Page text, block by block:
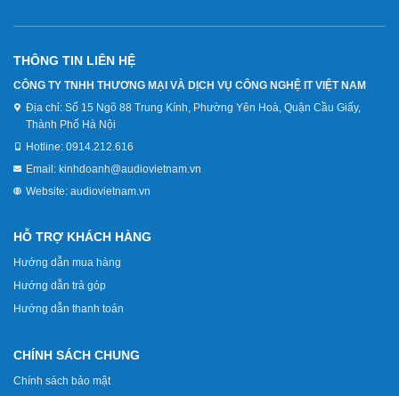
THÔNG TIN LIÊN HỆ
CÔNG TY TNHH THƯƠNG MẠI VÀ DỊCH VỤ CÔNG NGHỆ IT VIỆT NAM
Địa chỉ: Số 15 Ngõ 88 Trung Kính, Phường Yên Hoà, Quận Cầu Giấy,
Thành Phố Hà Nội
Hotline: 0914.212.616
Email: kinhdoanh@audiovietnam.vn
Website: audiovietnam.vn
HỖ TRỢ KHÁCH HÀNG
Hướng dẫn mua hàng
Hướng dẫn trả góp
Hướng dẫn thanh toán
CHÍNH SÁCH CHUNG
Chính sách bảo mật